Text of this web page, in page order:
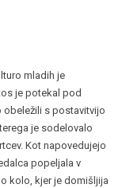
mladih je
je potekal pod
s postavitvijo
je sodelovalo
Kot napovedujejo
popeljala v
kolo, kjer je domišljija